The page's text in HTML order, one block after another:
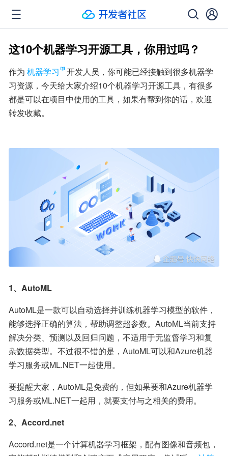
这10个机器学习开源工具，你用过吗？
作为 机器学习
开发人员，你可能已经接触到很多机器学
习资源，今天给大家介绍10个机器学习开源工具，有很多
都是可以在项目中使用的工具，如果有帮到你的话，欢迎
转发收藏。
1、AutoML
AutoML是一款可以自动选择并训练机器学习模型的软件，
能够选择正确的算法，帮助调整超参数。AutoML当前支持
解决分类、预测以及回归问题，不适用于无监督学习和复
杂数据类型。不过很不错的是，AutoML可以和Azure机器
学习服务或ML.NET一起使用。
要提醒大家，AutoML是免费的，但如果要和Azure机器学
习服务或ML.NET一起用，就要支付与之相关的费用。
2、Accord.net
Accord.net是一个计算机器学习框架，配有图像和音频包，